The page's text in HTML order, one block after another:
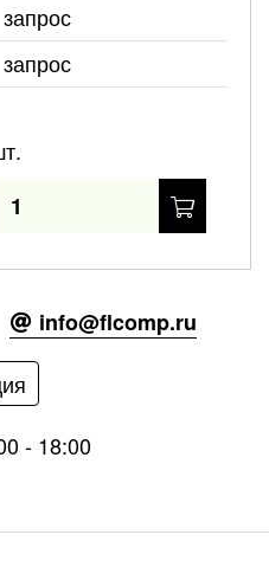
запрос
запрос
info@flcomp.ru
- 18:00